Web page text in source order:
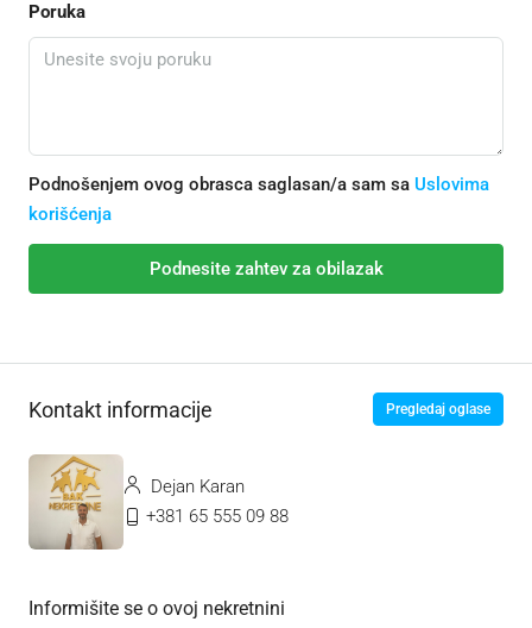
Poruka
Podnošenjem ovog obrasca saglasan/a sam sa Uslovima
korišćenja
Podnesite zahtev za obilazak
Kontakt informacije Pregledaj oglase
Dejan Karan
+381 65 555 09 88
Informišite se o ovoj nekretnini